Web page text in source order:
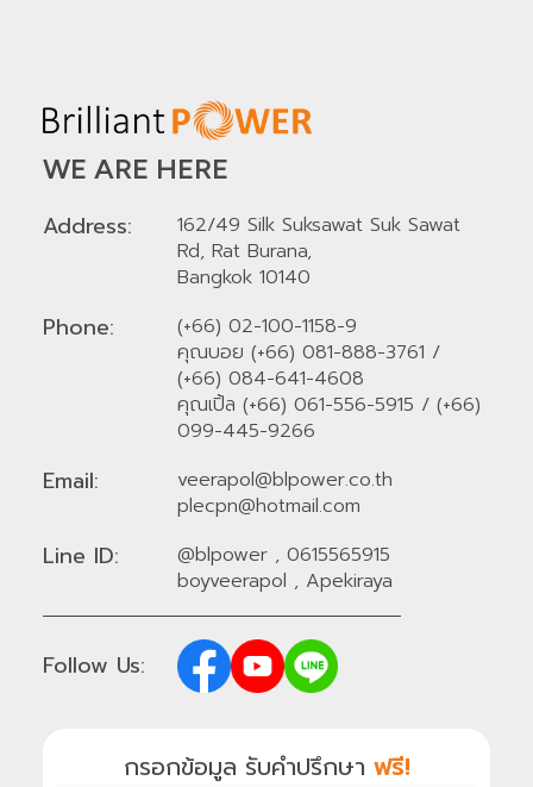
WE ARE HERE
Address:
162/49 Silk Suksawat Suk Sawat
Rd, Rat Burana,
Bangkok 10140
Phone:
(+66) 02-100-1158-9
คุณบอย (+66) 081-888-3761 /
(+66) 084-641-4608
คุณเปิ้ล (+66) 061-556-5915 / (+66)
099-445-9266
Email:
veerapol@blpower.co.th
plecpn@hotmail.com
Line ID: @blpower, 0615565915
boyveerapol , Apekiraya
Follow Us:
กรอกข้อมูล รับคำปรึกษา ฟรี!